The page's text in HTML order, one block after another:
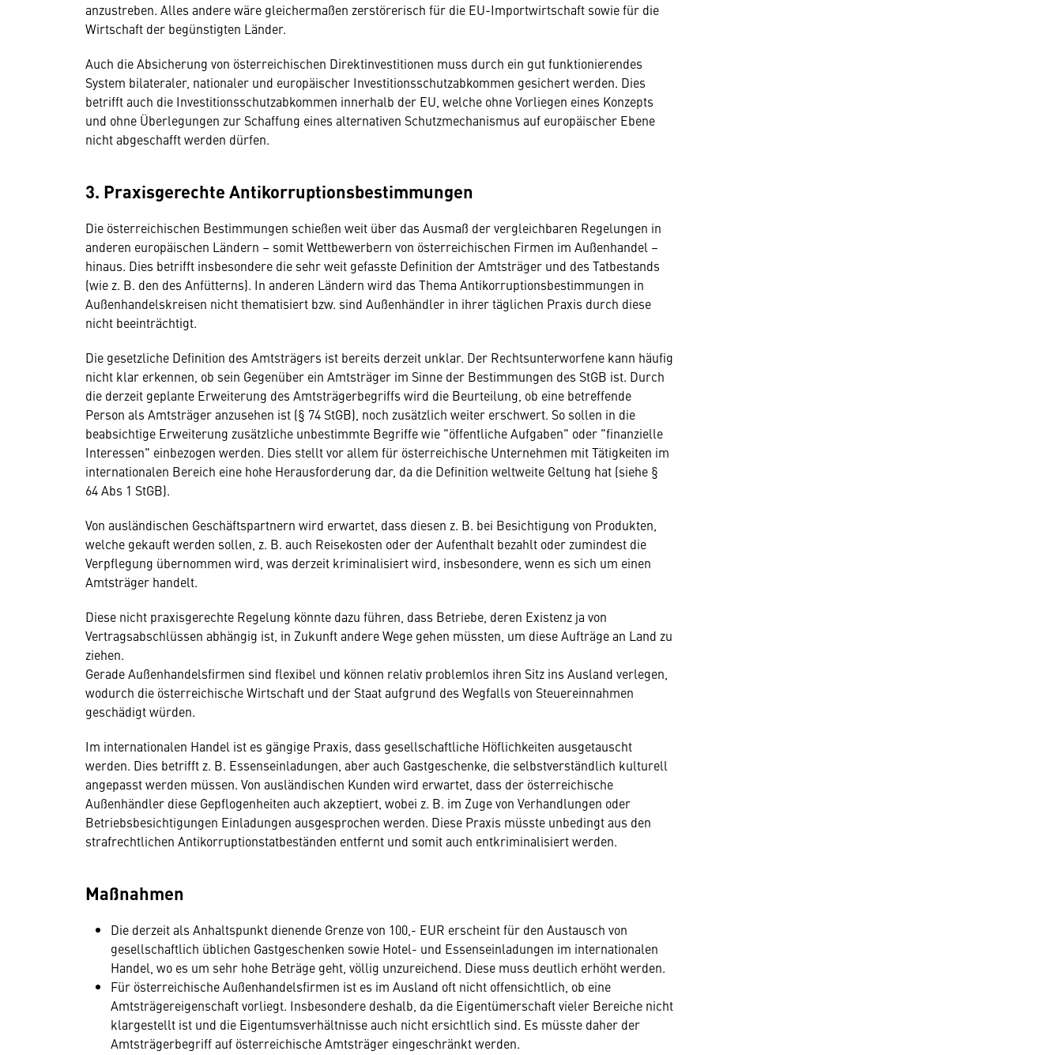
anzustreben. Alles andere wäre gleichermaßen zerstörerisch für die EU-Importwirtschaft sowie für die
Wirtschaft der begünstigten Länder.
Auch die Absicherung von österreichischen Direktinvestitionen muss durch ein gut funktionierendes
System bilateraler, nationaler und europäischer Investitions­schutz­abkommen gesichert werden. Dies
betrifft auch die Investitionsschutzabkommen innerhalb der EU, welche ohne Vorliegen eines Konzepts
und ohne Überlegungen zur Schaffung eines alternativen Schutzmechanismus auf europäischer Ebene
nicht abgeschafft werden dürfen.
3. Praxisgerechte Antikorruptionsbestimmungen
Die österreichischen Bestimmungen schießen weit über das Ausmaß der vergleichbaren Regelungen in
anderen europäischen Ländern – somit Wettbewerbern von österreichischen Firmen im Außenhandel –
hinaus. Dies betrifft insbesondere die sehr weit gefasste Definition der Amtsträger und des Tatbestands
(wie z. B. den des Anfütterns). In anderen Ländern wird das Thema Antikorruptionsbestimmungen in
Außenhandelskreisen nicht thematisiert bzw. sind Außenhändler in ihrer täglichen Praxis durch diese
nicht beeinträchtigt.
Die gesetzliche Definition des Amtsträgers ist bereits derzeit unklar. Der Rechtsunterworfene kann häufig
nicht klar erkennen, ob sein Gegenüber ein Amtsträger im Sinne der Bestimmungen des StGB ist. Durch
die derzeit geplante Erweiterung des Amtsträgerbegriffs wird die Beurteilung, ob eine betreffende
Person als Amtsträger anzusehen ist (§ 74 StGB), noch zusätzlich weiter erschwert. So sollen in die
beabsichtige Erweiterung zusätzliche unbestimmte Begriffe wie "öffentliche Aufgaben" oder "finanzielle
Interessen" einbezogen werden. Dies stellt vor allem für österreichische Unternehmen mit Tätigkeiten im
internationalen Bereich eine hohe Herausforderung dar, da die Definition weltweite Geltung hat (siehe §
64 Abs 1 StGB).
Von ausländischen Geschäftspartnern wird erwartet, dass diesen z. B. bei Besichtigung von Produkten,
welche gekauft werden sollen, z. B. auch Reisekosten oder der Aufenthalt bezahlt oder zumindest die
Verpflegung übernommen wird, was derzeit kriminalisiert wird, insbesondere, wenn es sich um einen
Amtsträger handelt.
Diese nicht praxisgerechte Regelung könnte dazu führen, dass Betriebe, deren Existenz ja von
Vertragsabschlüssen abhängig ist, in Zukunft andere Wege gehen müssten, um diese Aufträge an Land zu
ziehen.
Gerade Außenhandelsfirmen sind flexibel und können relativ problemlos ihren Sitz ins Ausland verlegen,
wodurch die österreichische Wirtschaft und der Staat aufgrund des Wegfalls von Steuereinnahmen
geschädigt würden.
Im internationalen Handel ist es gängige Praxis, dass gesellschaftliche Höflichkeiten ausgetauscht
werden. Dies betrifft z. B. Essenseinladungen, aber auch Gastgeschenke, die selbstverständlich kulturell
angepasst werden müssen. Von ausländischen Kunden wird erwartet, dass der österreichische
Außenhändler diese Gepflogenheiten auch akzeptiert, wobei z. B. im Zuge von Ver­handlungen oder
Betriebs­besichtigungen Einladungen ausgesprochen werden. Diese Praxis müsste unbedingt aus den
strafrechtlichen Antikorruptionstatbeständen ent­fernt und somit auch entkriminalisiert werden.
Maßnahmen
Die derzeit als Anhaltspunkt dienende Grenze von 100,- EUR erscheint für den Austausch von
gesellschaftlich üblichen Gastgeschenken sowie Hotel- und Essenseinladungen im internationalen
Handel, wo es um sehr hohe Beträge geht, völlig unzureichend. Diese muss deutlich erhöht werden.
Für österreichische Außenhandelsfirmen ist es im Ausland oft nicht offensichtlich, ob eine
Amtsträgereigenschaft vorliegt. Insbesondere deshalb, da die Eigentümerschaft vieler Bereiche nicht
klargestellt ist und die Eigentumsverhältnisse auch nicht ersichtlich sind. Es müsste daher der
Amtsträgerbegriff auf österreichische Amtsträger eingeschränkt werden.